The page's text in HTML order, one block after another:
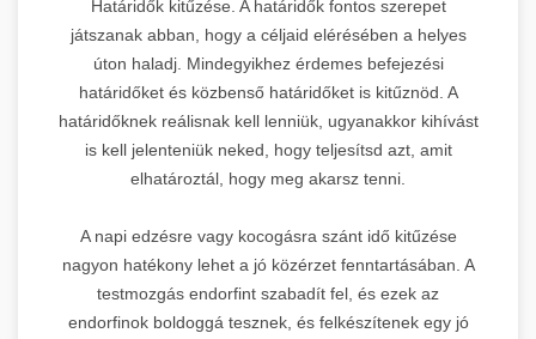
Határidők kitűzése. A határidők fontos szerepet
játszanak abban, hogy a céljaid elérésében a helyes
úton haladj. Mindegyikhez érdemes befejezési
határidőket és közbenső határidőket is kitűznöd. A
határidőknek reálisnak kell lenniük, ugyanakkor kihívást
is kell jelenteniük neked, hogy teljesítsd azt, amit
elhatároztál, hogy meg akarsz tenni.
A napi edzésre vagy kocogásra szánt idő kitűzése
nagyon hatékony lehet a jó közérzet fenntartásában. A
testmozgás endorfint szabadít fel, és ezek az
endorfinok boldoggá tesznek, és felkészítenek egy jó